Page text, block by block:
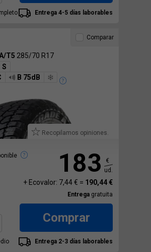
Entrega 4-5 días laborables
T5 285/70 R17
S
B 75dB
Recopilamos opiniones.
Comparar
183
€
ud.
+ Ecovalor: 7,44 € = 190,44 €
Entrega gratuita
Comprar
Entrega 2-3 días laborables